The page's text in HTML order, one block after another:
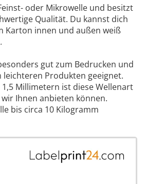
oder Mikrowelle und besitzt
Qualität. Du kannst dich
Karton innen und außen weiß
gut zum Bedrucken und
leichteren Produkten geeignet.
Millimetern ist diese Wellenart
Ihnen anbieten können.
bis circa 10 Kilogramm